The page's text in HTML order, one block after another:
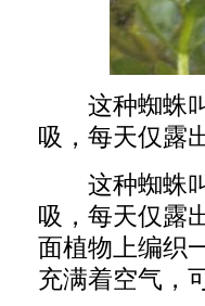
这种蜘蛛叫
吸，每天仅露
这种蜘蛛叫
吸，每天仅露
面植物上编织
充满着空气，